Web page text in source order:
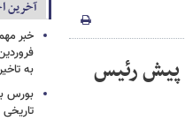
ارزی 100میلیارد دلاری که 6ماه پیش رئیس
آخرین
خبر
به
بورس